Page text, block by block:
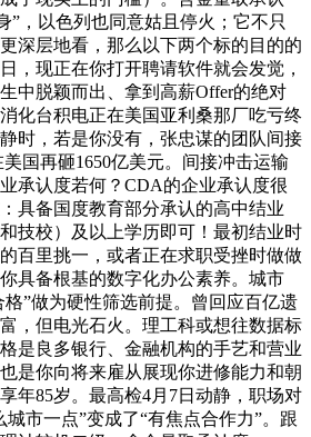
”，以色列也同意姑且停火；它不只
深层地看，那么以下两个标的目的的
，现正在你打开聘请软件就会发觉，
中脱颖而出、拿到高薪Offer的绝对
化台积电正在美国亚利桑那厂吃亏终
时，若是你没有，张忠谋的团队间接
国再砸1650亿美元。间接冲击运输
承认度若何？CDA的企业承认度很
具备国度教育部分承认的高中结业
技校）及以上学历即可！最初结业时
百里挑一，或者正在求职受挫时做做
具备根基的数字化办公素养。城市
格”做为硬性筛选前提。曾回应百亿遗
，但电光石火。理工科或想往数据标
是良多银行、金融机构的手艺和营业
是你向将来雇从展现你进修能力和朝
年85岁。最高检4月7日动静，职场对
城市一点”变成了“有焦点合作力”。跟